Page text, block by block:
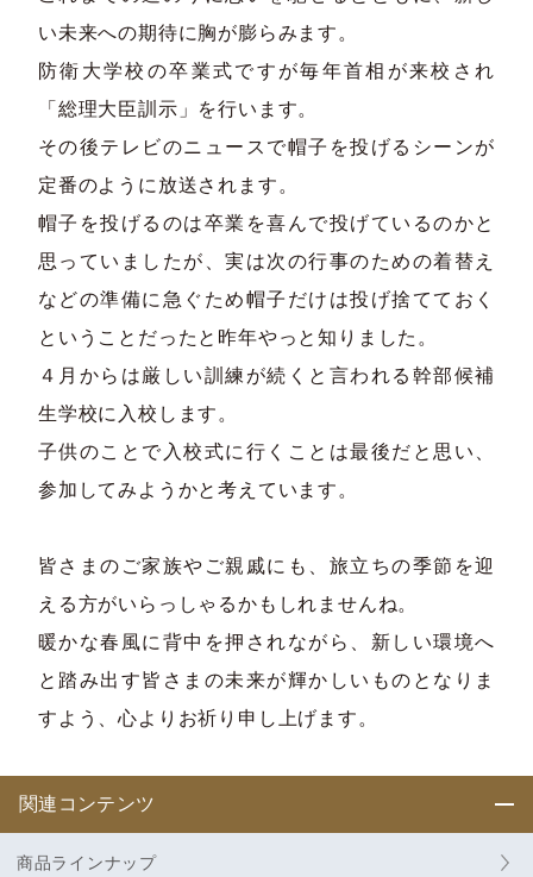
い未来への期待に胸が膨らみます。
防衛大学校の卒業式ですが毎年首相が来校され
「総理大臣訓示」を行います。
その後テレビのニュースで帽子を投げるシーンが
定番のように放送されます。
帽子を投げるのは卒業を喜んで投げているのかと
思っていましたが、実は次の行事のための着替え
などの準備に急ぐため帽子だけは投げ捨てておく
ということだったと昨年やっと知りました。
４月からは厳しい訓練が続くと言われる幹部候補
生学校に入校します。
子供のことで入校式に行くことは最後だと思い、
参加してみようかと考えています。
皆さまのご家族やご親戚にも、旅立ちの季節を迎
える方がいらっしゃるかもしれませんね。
暖かな春風に背中を押されながら、新しい環境へ
と踏み出す皆さまの未来が輝かしいものとなりま
すよう、心よりお祈り申し上げます。
関連コンテンツ
商品ラインナップ